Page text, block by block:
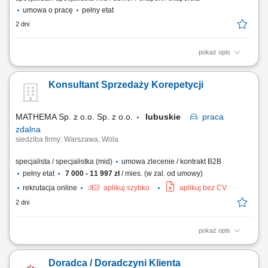
umowa o pracę
pełny etat
2 dni
pokaż opis
Aktywne pozyskiwanie klientów i budowanie z nimi długofalowych
odpowiednich rozwiązań finansowych. Sprzedaż produktów
bankowych, w tym funduszy inwestycyjnych. Operacyjna obsługa
Konsultant Sprzedaży Korepetycji
MATHEMA Sp. z o.o. Sp. z o.o. lubuskie
praca
zdalna
siedziba firmy: Warszawa, Wola
specjalista / specjalistka (mid)
umowa zlecenie / kontrakt B2B
pełny etat
7 000 - 11 997 zł/ mies. (w zal. od umowy)
rekrutacja online
aplikuj szybko aplikuj bez CV
2 dni
pokaż opis
Opis stanowiska: Zapewniamy ciepłą bazę klientów – zainteresowani
klientów, wykonujemy połączenia przez IP-telefon i zapisujemy
Doradca / Doradczyni Klienta